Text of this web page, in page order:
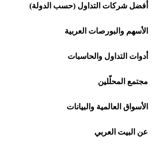
شركة Capital.com
افاتريد AvaTrade
اكسنس Exness
منصة بينانس
أفضل شركات التداول (حسب الدولة)
شركات تداول في السعودية
شركات تداول في الإمارات
شركات تداول في الكويت
شركات تداول في قطر
الأسهم والبورصات العربية
🌍 كل البورصات العربية
🇸🇦 السوق السعودية
🇦🇪 أسواق الإمارات
🇪🇬 البورصة المصرية
أدوات التداول والحاسبات
🕌 حاسبة الزكاة
💱 محول العملات
🧮 حاسبة حجم اللوت
مجتمع المحلّلين
🧱 حائط المجتمع
🏆 لوحة المحلّلين
الأسواق العالمية والبيانات
🌐 المؤشرات العالمية
عن البيت العربي